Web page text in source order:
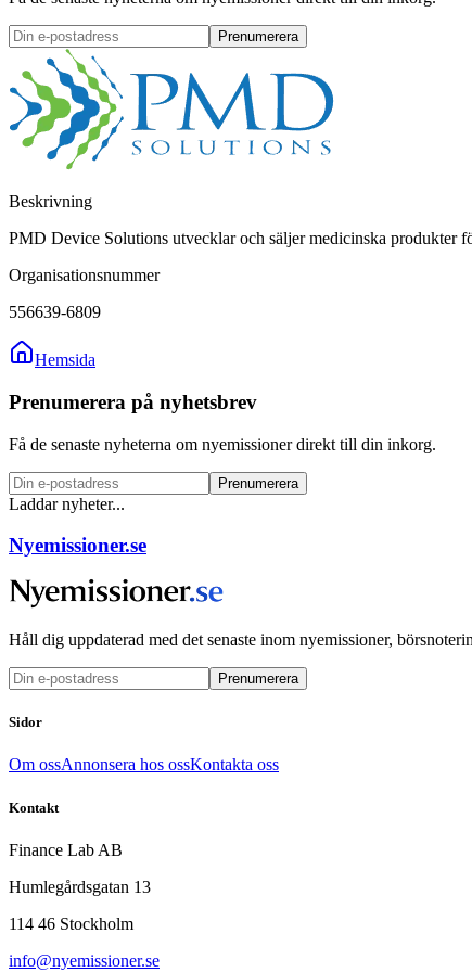
Prenumerera
Beskrivning
PMD Device Solutions utvecklar och säljer medicinska produkter
Organisationsnummer
556639-6809
Hemsida
Prenumerera på nyhetsbrev
Få de senaste nyheterna om nyemissioner direkt till din inkorg.
Prenumerera
Laddar nyheter...
Nyemissioner.se
Håll dig uppdaterad med det senaste inom nyemissioner,
Prenumerera
Sidor
Om ossAnnonsera hos ossKontakta oss
Kontakt
Finance Lab AB
Humlegårdsgatan 13
114 46 Stockholm
info@nyemissioner.se